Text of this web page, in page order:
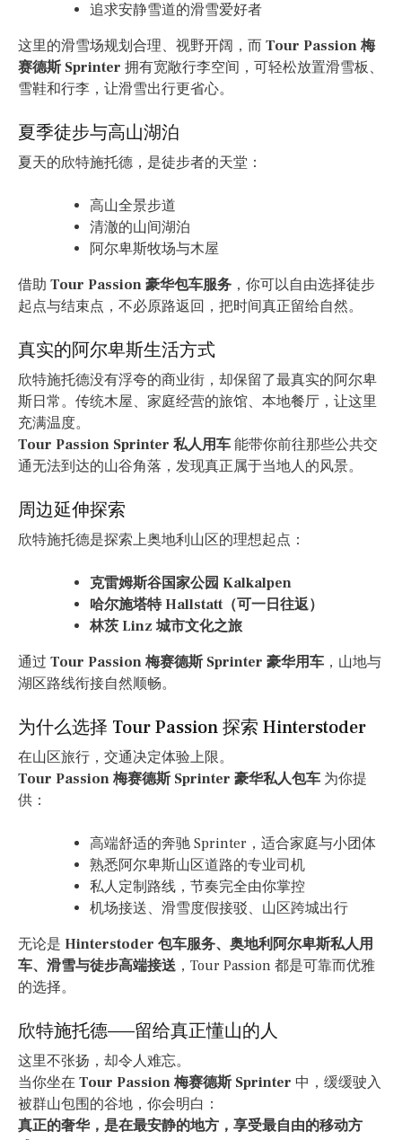
追求安静雪道的滑雪爱好者
这里的滑雪场规划合理、视野开阔，而 Tour Passion 梅
赛德斯 Sprinter 拥有宽敞行李空间，可轻松放置滑雪板、
雪鞋和行李，让滑雪出行更省心。
夏季徒步与高山湖泊
夏天的欣特施托德，是徒步者的天堂：
高山全景步道
清澈的山间湖泊
阿尔卑斯牧场与木屋
借助 Tour Passion 豪华包车服务 ，你可以自由选择徒步
起点与结束点，不必原路返回，把时间真正留给自然。
真实的阿尔卑斯生活方式
欣特施托德没有浮夸的商业街，却保留了最真实的阿尔卑
斯日常。传统木屋、家庭经营的旅馆、本地餐厅，让这里
充满温度。
Tour Passion Sprinter 私人用车 能带你前往那些公共交
通无法到达的山谷角落，发现真正属于当地人的风景。
周边延伸探索
欣特施托德是探索上奥地利山区的理想起点：
克雷姆斯谷国家公园 Kalkalpen
哈尔施塔特 Hallstatt（可一日往返）
林茨 Linz 城市文化之旅
通过 Tour Passion 梅赛德斯 Sprinter 豪华用车 ，山地与
湖区路线衔接自然顺畅。
为什么选择 Tour Passion 探索 Hinterstoder
在山区旅行，交通决定体验上限。
Tour Passion 梅赛德斯 Sprinter 豪华私人包车 为你提
供：
高端舒适的奔驰 Sprinter，适合家庭与小团体
熟悉阿尔卑斯山区道路的专业司机
私人定制路线，节奏完全由你掌控
机场接送、滑雪度假接驳、山区跨城出行
无论是 Hinterstoder 包车服务、奥地利阿尔卑斯私人用
车、滑雪与徒步高端接送 ，Tour Passion 都是可靠而优雅
的选择。
欣特施托德——留给真正懂山的人
这里不张扬，却令人难忘。
当你坐在 Tour Passion 梅赛德斯 Sprinter 中，缓缓驶入
被群山包围的谷地，你会明白：
真正的奢华，是在最安静的地方，享受最自由的移动方